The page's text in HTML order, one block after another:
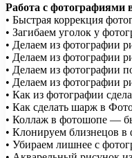
Работа с фотографиями
• Быстрая коррекция
• Загибаем уголок у
• Делаем из фотографии
• Делаем из фотографии
• Делаем из фотографии
• Делаем из фотографии
• Как из фотографии
• Как сделать шарж в
• Коллаж в фотошопе —
• Клонируем близнецов в
• Убираем лишнее с